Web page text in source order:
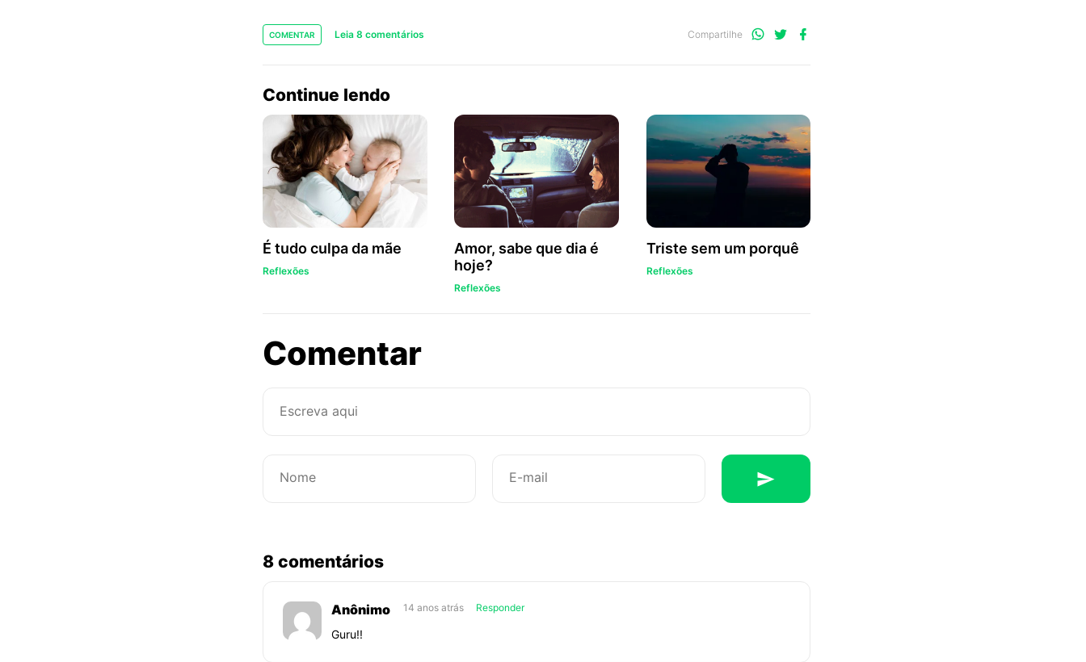
COMENTAR Leia 8 comentários Compartilhe
Compartilhe
Compartilhe
Continue lendo
É tudo culpa da mãe
Reflexões
Amor, sabe que dia é
hoje?
Reflexões
Triste sem um porquê
Reflexões
Comentarsobre
8 comentáriosabaixo
Corações
Anônimo 14 anos atrás Responder
Guru!!